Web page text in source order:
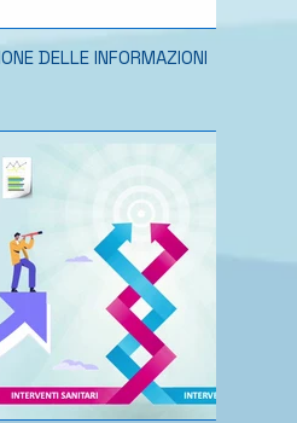
DELLE INFORMAZIONI